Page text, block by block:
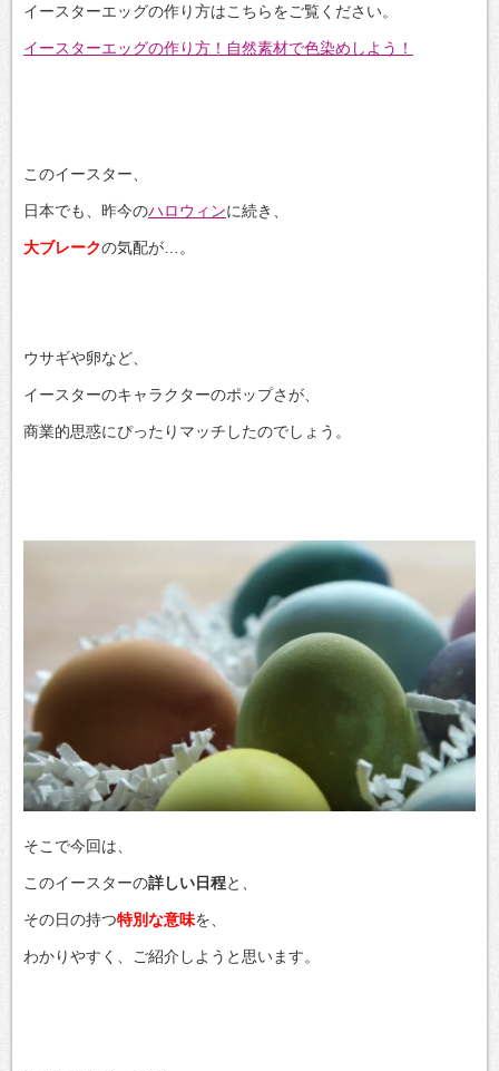
イースターエッグの作り方はこちらをご覧ください。
イースターエッグの作り方！自然素材で色染めしよう！
このイースター、
日本でも、昨今のハロウィンに続き、
大ブレークの気配が…。
ウサギや卵など、
イースターのキャラクターのポップさが、
商業的思惑にぴったりマッチしたのでしょう。
そこで今回は、
このイースターの詳しい日程と、
その日の持つ特別な意味を、
わかりやすく、ご紹介しようと思います。